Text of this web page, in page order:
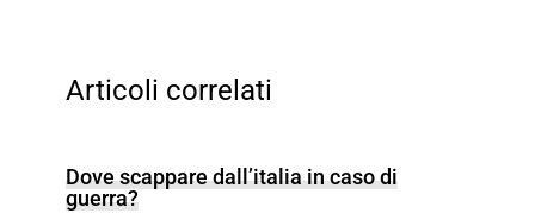
Articoli correlati
Dove scappare dall’italia in caso di
guerra?